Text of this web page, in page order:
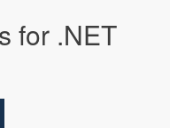
for .NET